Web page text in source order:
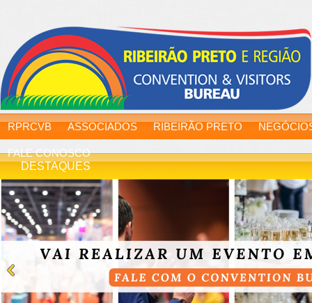
RPRCVB ASSOCIADOS RIBEIRÃO PRETO
FALE CONOSCO
DESTAQUES